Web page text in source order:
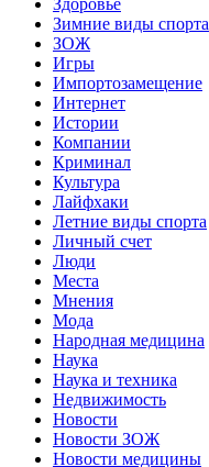
Здоровье
Зимние виды спорта
ЗОЖ
Игры
Импортозамещение
Интернет
Истории
Компании
Криминал
Культура
Лайфхаки
Летние виды спорта
Личный счет
Люди
Места
Мнения
Мода
Народная медицина
Наука
Наука и техника
Недвижимость
Новости
Новости ЗОЖ
Новости медицины